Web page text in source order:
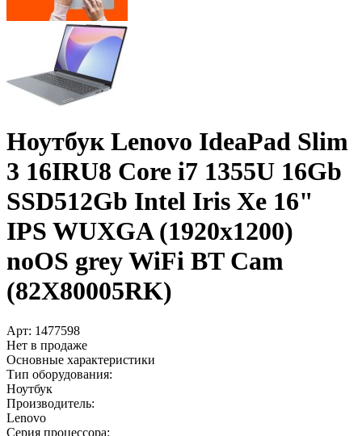
Ноутбук Lenovo IdeaPad Slim
3 16IRU8 Core i7 1355U 16Gb
SSD512Gb Intel Iris Xe 16"
IPS WUXGA (1920x1200)
noOS grey WiFi BT Cam
(82X80005RK)
Арт: 1477598
Нет в продаже
Основные характеристики
Тип оборудования:
Ноутбук
Производитель:
Lenovo
Серия процессора: